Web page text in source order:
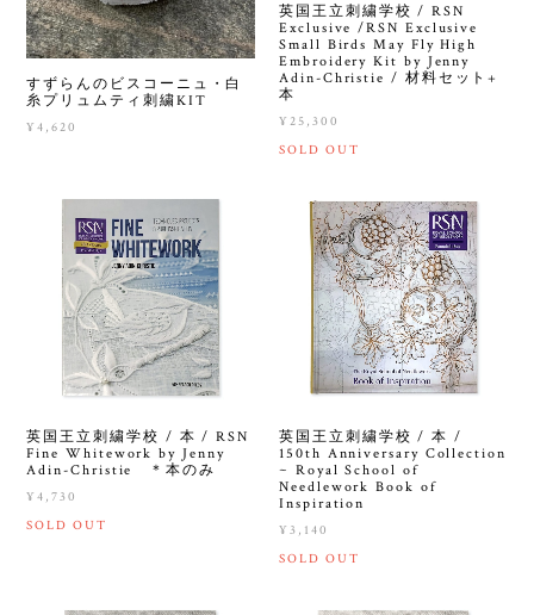
すずらんのビスコーニュ・白
糸プリュムティ刺繍KIT
¥4,620
英国王立刺繍学校 / RSN
Exclusive /RSN Exclusive
Small Birds May Fly High
Embroidery Kit by Jenny
Adin-Christie / 材料セット+
本
¥25,300
SOLD OUT
英国王立刺繍学校 / 本 / RSN
Fine Whitework by Jenny
Adin-Christie ＊本のみ
¥4,730
SOLD OUT
英国王立刺繍学校 / 本 /
150th Anniversary Collection
~ Royal School of
Needlework Book of
Inspiration
¥3,140
SOLD OUT